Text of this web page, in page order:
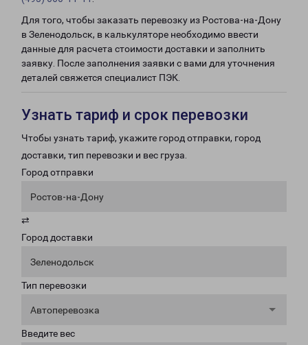
Для того, чтобы заказать перевозку из Ростова-на-Дону
в Зеленодольск, в калькуляторе необходимо ввести
данные для расчета стоимости доставки и заполнить
заявку. После заполнения заявки с вами для уточнения
деталей свяжется специалист ПЭК.
Узнать тариф и срок перевозки
Чтобы узнать тариф, укажите город отправки, город
доставки, тип перевозки и вес груза.
Город отправки
Ростов-на-Дону
⇄
Город доставки
Зеленодольск
Тип перевозки
Автоперевозка
Введите вес